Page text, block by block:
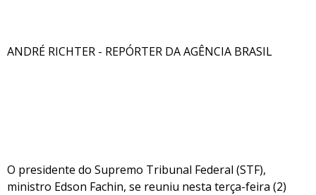
ANDRÉ RICHTER - REPÓRTER DA AGÊNCIA BRASIL
O presidente do Supremo Tribunal Federal (STF),
ministro Edson Fachin, se reuniu nesta terça-feira (2)